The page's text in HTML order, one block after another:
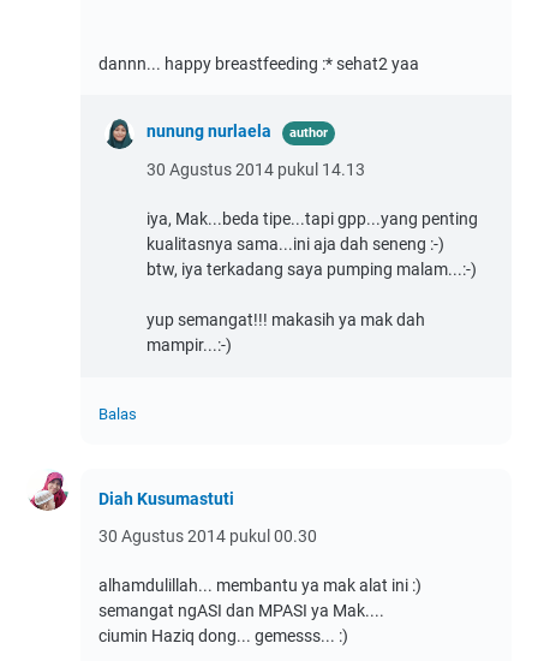
dannn... happy breastfeeding :* sehat2 yaa
nunung nurlaela
30 Agustus 2014 pukul 14.13
iya, Mak...beda tipe...tapi gpp...yang penting
kualitasnya sama...ini aja dah seneng :-)
btw, iya terkadang saya pumping malam...:-)
yup semangat!!! makasih ya mak dah
mampir...:-)
Balas
Diah Kusumastuti
30 Agustus 2014 pukul 00.30
alhamdulillah... membantu ya mak alat ini :)
semangat ngASI dan MPASI ya Mak....
ciumin Haziq dong... gemesss... :)